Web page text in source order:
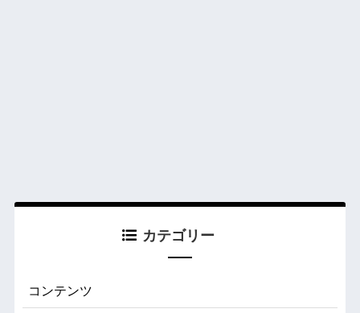
カテゴリー
コンテンツ